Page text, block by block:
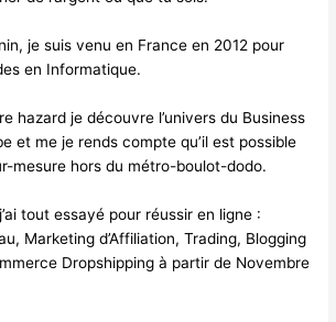
je suis venu en France en 2012 pour
en Informatique.
hazard je découvre l’univers du Business
et me je rends compte qu’il est possible
mesure hors du métro-boulot-dodo.
tout essayé pour réussir en ligne :
Marketing d’Affiliation, Trading, Blogging
Dropshipping à partir de Novembre